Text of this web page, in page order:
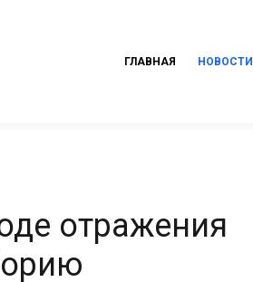
ГЛАВНАЯ НОВОСТИ
отражения